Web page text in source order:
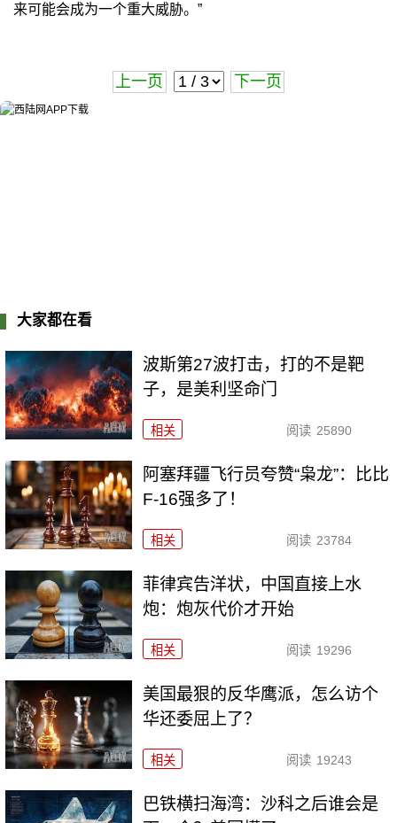
来可能会成为一个重大威胁。”
上一页 下一页
大家都在看
波斯第27波打击，打的不是靶
子，是美利坚命门
相关 阅读 25890
阿塞拜疆飞行员夸赞“枭龙”：比比
F-16强多了！
相关 阅读 23784
菲律宾告洋状，中国直接上水
炮：炮灰代价才开始
相关 阅读 19296
美国最狠的反华鹰派，怎么访个
华还委屈上了？
相关 阅读 19243
巴铁横扫海湾：沙科之后谁会是